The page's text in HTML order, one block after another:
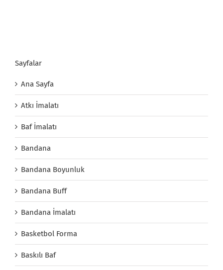
Sayfalar
Ana Sayfa
Atkı İmalatı
Baf İmalatı
Bandana
Bandana Boyunluk
Bandana Buff
Bandana İmalatı
Basketbol Forma
Baskılı Baf